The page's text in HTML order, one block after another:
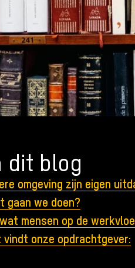
dit blog
omgeving zijn eigen
gaan we doen?
mensen op de
vindt onze opdrachtgever: